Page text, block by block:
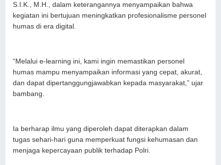
S.I.K., M.H., dalam keterangannya menyampaikan bahwa
kegiatan ini bertujuan meningkatkan profesionalisme personel
humas di era digital.
“Melalui e-learning ini, kami ingin memastikan personel
humas mampu menyampaikan informasi yang cepat, akurat,
dan dapat dipertanggungjawabkan kepada masyarakat,” ujar
bambang.
Ia berharap ilmu yang diperoleh dapat diterapkan dalam
tugas sehari-hari guna memperkuat fungsi kehumasan dan
menjaga kepercayaan publik terhadap Polri.